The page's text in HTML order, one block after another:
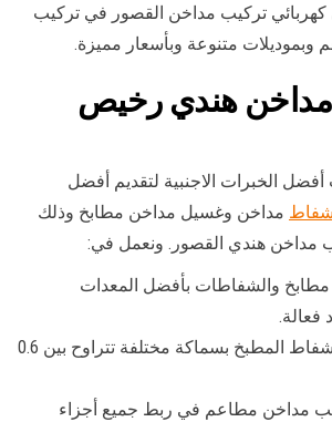
كهربائي تركيب مداخن القصور في تركيب
وبموديلات متنوعة وبأسعار مميزة.
هندي رخيص
الخبرات الاجنبية لتقديم أفضل
مداخن وغسيل مداخن مطابخ وذلك
مداخن هندي القصور. ونعمل في:
والشفاطات بأفضل المعدات
فعالة.
تركيب مدخنة شفاط المطبخ بسماكة مختلفة تتراوح بين 0.6
مداخن مطاعم في ربط جميع أجزاء